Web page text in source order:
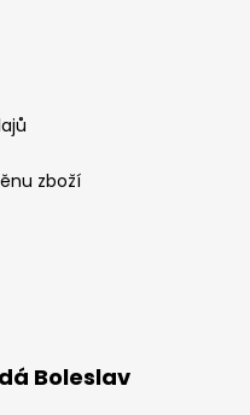
zboží
Boleslav